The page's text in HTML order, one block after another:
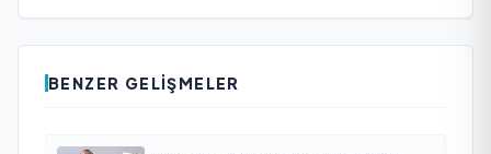
BENZER GELIŞMELER